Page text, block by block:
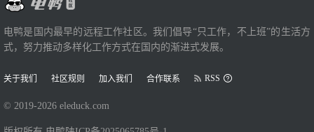
电鸭是国内最早的远程工作社区。我们倡导“只工作，不上班”的生活方
式，努力推动多样化工作方式在国内的渐进式发展。
关于我们 社区规则 加入我们 合作联系 RSS
© 2019-2026 eleduck.com